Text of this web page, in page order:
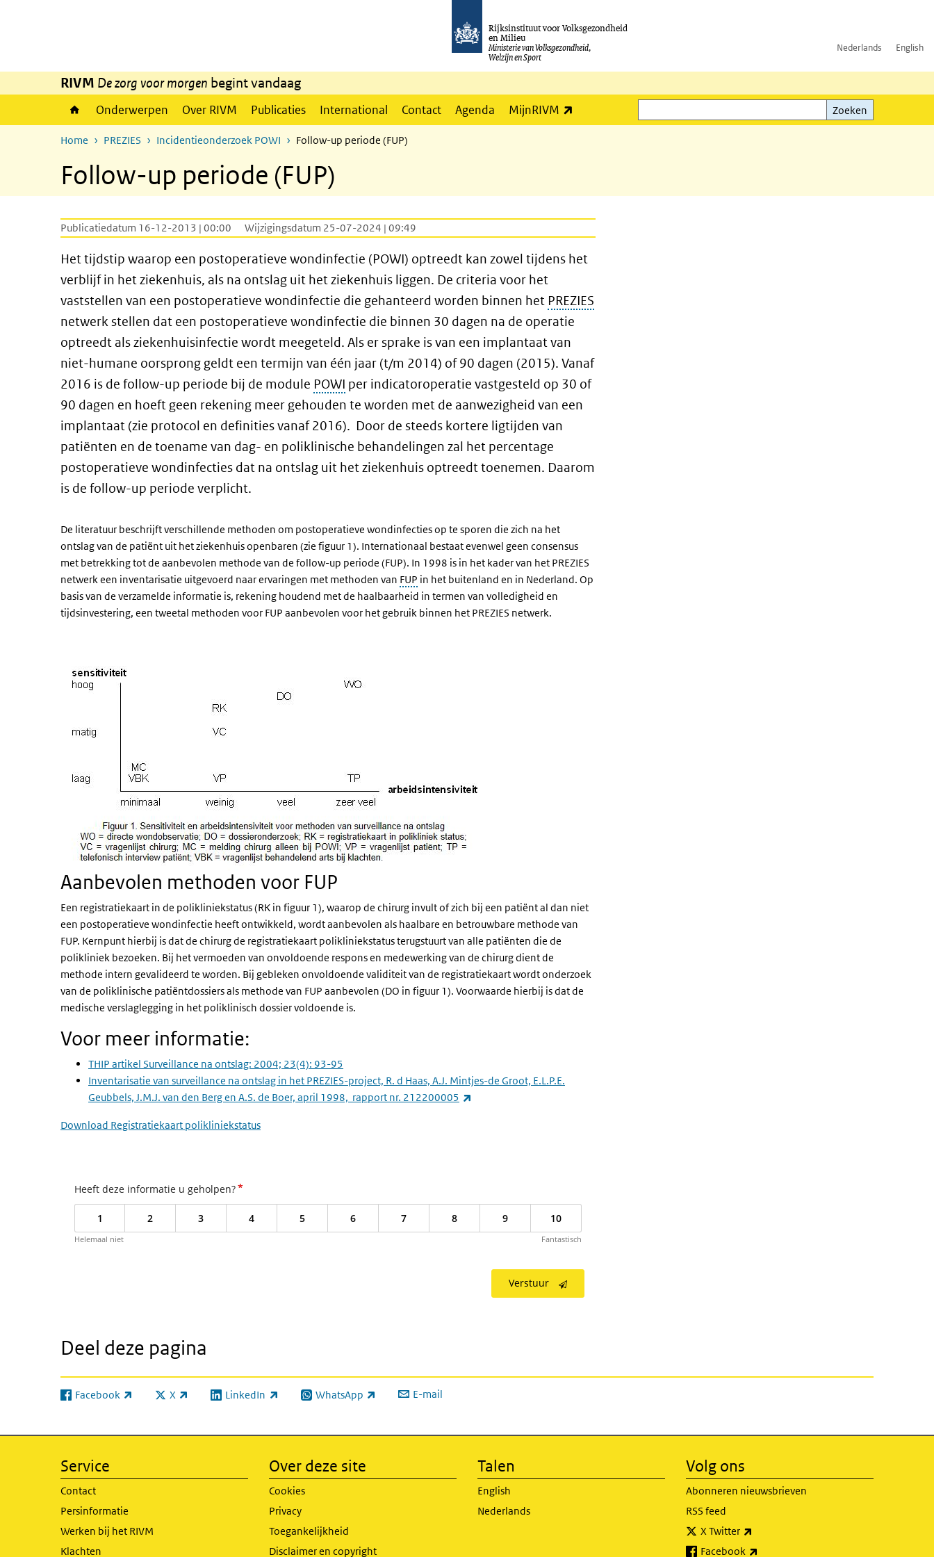
Rijksinstituut voor Volksgezondheid
en Milieu
Ministerie van Volksgezondheid,
Welzijn en Sport
Nederlands English
RIVM De zorg voor morgen begint vandaag
Onderwerpen Over RIVM Publicaties International Contact Agenda MijnRIVM
Zoeken
Zoeken
Home PREZIES Incidentieonderzoek POWI Follow-up periode (FUP)
Follow-up periode (FUP)
Publicatiedatum 16-12-2013 | 00:00 Wijzigingsdatum 25-07-2024 | 09:49
Het tijdstip waarop een postoperatieve wondinfectie (POWI) optreedt kan zowel tijdens het
verblijf in het ziekenhuis, als na ontslag uit het ziekenhuis liggen. De criteria voor het
vaststellen van een postoperatieve wondinfectie die gehanteerd worden binnen het PREZIES
netwerk stellen dat een postoperatieve wondinfectie die binnen 30 dagen na de operatie
optreedt als ziekenhuisinfectie wordt meegeteld. Als er sprake is van een implantaat van
niet-humane oorsprong geldt een termijn van één jaar (t/m 2014) of 90 dagen (2015). Vanaf
2016 is de follow-up periode bij de module POWI per indicatoroperatie vastgesteld op 30 of
90 dagen en hoeft geen rekening meer gehouden te worden met de aanwezigheid van een
implantaat (zie protocol en definities vanaf 2016). Door de steeds kortere ligtijden van
patiënten en de toename van dag- en poliklinische behandelingen zal het percentage
postoperatieve wondinfecties dat na ontslag uit het ziekenhuis optreedt toenemen. Daarom
is de follow-up periode verplicht.
De literatuur beschrijft verschillende methoden om postoperatieve wondinfecties op te sporen die zich na het
ontslag van de patiënt uit het ziekenhuis openbaren (zie figuur 1). Internationaal bestaat evenwel geen consensus
met betrekking tot de aanbevolen methode van de follow-up periode (FUP). In 1998 is in het kader van het PREZIES
netwerk een inventarisatie uitgevoerd naar ervaringen met methoden van FUP in het buitenland en in Nederland. Op
basis van de verzamelde informatie is, rekening houdend met de haalbaarheid in termen van volledigheid en
tijdsinvestering, een tweetal methoden voor FUP aanbevolen voor het gebruik binnen het PREZIES netwerk.
Aanbevolen methoden voor FUP
Een registratiekaart in de polikliniekstatus (RK in figuur 1), waarop de chirurg invult of zich bij een patiënt al dan niet
een postoperatieve wondinfectie heeft ontwikkeld, wordt aanbevolen als haalbare en betrouwbare methode van
FUP. Kernpunt hierbij is dat de chirurg de registratiekaart polikliniekstatus terugstuurt van alle patiënten die de
polikliniek bezoeken. Bij het vermoeden van onvoldoende respons en medewerking van de chirurg dient de
methode intern gevalideerd te worden. Bij gebleken onvoldoende validiteit van de registratiekaart wordt onderzoek
van de poliklinische patiëntdossiers als methode van FUP aanbevolen (DO in figuur 1). Voorwaarde hierbij is dat de
medische verslaglegging in het poliklinisch dossier voldoende is.
Voor meer informatie:
THIP artikel Surveillance na ontslag: 2004; 23(4): 93-95
Inventarisatie van surveillance na ontslag in het PREZIES-project, R. d Haas, A.J. Mintjes-de Groot, E.L.P.E.
Geubbels, J.M.J. van den Berg en A.S. de Boer, april 1998, rapport nr. 212200005
Download Registratiekaart polikliniekstatus
Heeft deze informatie u geholpen?*
1 2 3 4 5 6 7 8 9 10
Helemaal niet Fantastisch
Verstuur
Deel deze pagina
Facebook
(externe link) X
(externe link) LinkedIn
(externe link) WhatsApp
(externe link) E-mail
Service
Contact
Persinformatie
Werken bij het RIVM
Klachten
Over deze site
Cookies
Privacy
Toegankelijkheid
Disclaimer en copyright
Talen
English
Nederlands
Volg ons
Abonneren nieuwsbrieven
RSS feed
X Twitter
Facebook